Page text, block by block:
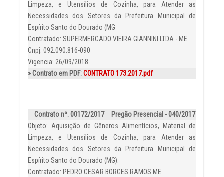
Limpeza, e Utensílios de Cozinha, para Atender as
Necessidades dos Setores da Prefeitura Municipal de
Espírito Santo do Dourado (MG
Contratado: SUPERMERCADO VIEIRA GIANNINI LTDA - ME
Cnpj: 092.090.816-090
Vigencia: 26/09/2018
» Contrato em PDF:CONTRATO 173.2017.pdf
Contrato nº. 00172/2017
Pregão Presencial - 040/2017
Objeto: Aquisição de Gêneros Alimentícios, Material de
Limpeza, e Utensílios de Cozinha, para Atender as
Necessidades dos Setores da Prefeitura Municipal de
Espírito Santo do Dourado (MG).
Contratado: PEDRO CESAR BORGES RAMOS ME